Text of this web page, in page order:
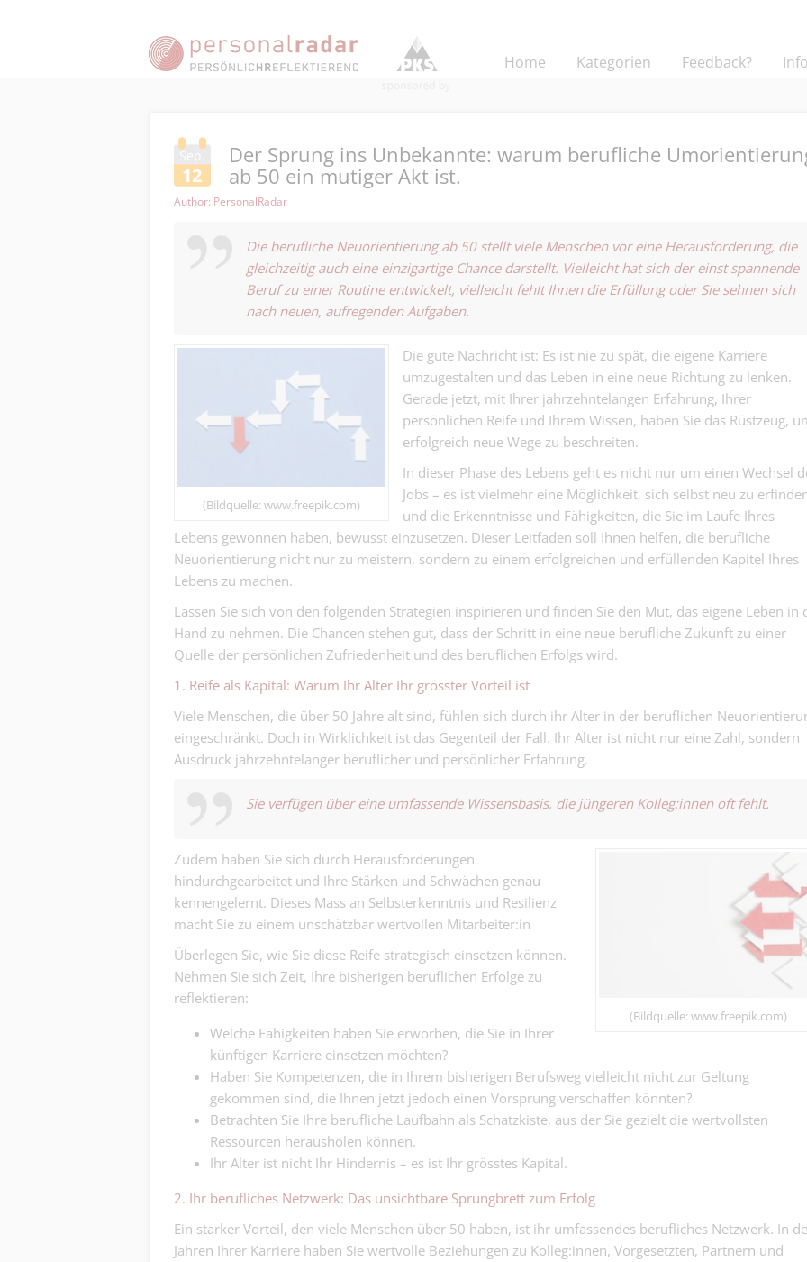
Home Kategorien Feedback? Info
Sep.
12
Der Sprung ins Unbekannte: warum berufliche
ab 50 ein mutiger Akt ist.
Author: PersonalRadar
Die berufliche Neuorientierung ab 50 stellt viele Menschen vor eine Herausforderung, die
gleichzeitig auch eine einzigartige Chance darstellt. Vielleicht hat sich der einst spannende
Beruf zu einer Routine entwickelt, vielleicht fehlt Ihnen die Erfüllung oder Sie sehnen sich
nach neuen, aufregenden Aufgaben.
(Bildquelle: www.freepik.com)
Die gute Nachricht ist: Es ist nie zu spät, die eigene Karriere
umzugestalten und das Leben in eine neue Richtung zu lenken.
Gerade jetzt, mit Ihrer jahrzehntelangen Erfahrung, Ihrer
persönlichen Reife und Ihrem Wissen, haben Sie das Rüstzeug,
erfolgreich neue Wege zu beschreiten.
In dieser Phase des Lebens geht es nicht nur um einen Wechsel
Jobs – es ist vielmehr eine Möglichkeit, sich selbst neu zu
und die Erkenntnisse und Fähigkeiten, die Sie im Laufe Ihres
Lebens gewonnen haben, bewusst einzusetzen. Dieser Leitfaden soll Ihnen helfen, die berufliche
Neuorientierung nicht nur zu meistern, sondern zu einem erfolgreichen und erfüllenden Kapitel Ihres
Lebens zu machen.
Lassen Sie sich von den folgenden Strategien inspirieren und finden Sie den Mut, das eigene Leben in
Hand zu nehmen. Die Chancen stehen gut, dass der Schritt in eine neue berufliche Zukunft zu einer
Quelle der persönlichen Zufriedenheit und des beruflichen Erfolgs wird.
1. Reife als Kapital: Warum Ihr Alter Ihr grösster Vorteil ist
Viele Menschen, die über 50 Jahre alt sind, fühlen sich durch ihr Alter in der beruflichen
eingeschränkt. Doch in Wirklichkeit ist das Gegenteil der Fall. Ihr Alter ist nicht nur eine Zahl, sondern
Ausdruck jahrzehntelanger beruflicher und persönlicher Erfahrung.
Sie verfügen über eine umfassende Wissensbasis, die jüngeren Kolleg:innen oft fehlt.
(Bildquelle: www.freepik.com)
Zudem haben Sie sich durch Herausforderungen
hindurchgearbeitet und Ihre Stärken und Schwächen genau
kennengelernt. Dieses Mass an Selbsterkenntnis und Resilienz
macht Sie zu einem unschätzbar wertvollen Mitarbeiter:in
Überlegen Sie, wie Sie diese Reife strategisch einsetzen können.
Nehmen Sie sich Zeit, Ihre bisherigen beruflichen Erfolge zu
reflektieren:
Welche Fähigkeiten haben Sie erworben, die Sie in Ihrer
künftigen Karriere einsetzen möchten?
Haben Sie Kompetenzen, die in Ihrem bisherigen Berufsweg vielleicht nicht zur Geltung
gekommen sind, die Ihnen jetzt jedoch einen Vorsprung verschaffen könnten?
Betrachten Sie Ihre berufliche Laufbahn als Schatzkiste, aus der Sie gezielt die wertvollsten
Ressourcen herausholen können.
Ihr Alter ist nicht Ihr Hindernis – es ist Ihr grösstes Kapital.
2. Ihr berufliches Netzwerk: Das unsichtbare Sprungbrett zum Erfolg
Ein starker Vorteil, den viele Menschen über 50 haben, ist ihr umfassendes berufliches Netzwerk. In
Jahren Ihrer Karriere haben Sie wertvolle Beziehungen zu Kolleg:innen, Vorgesetzten, Partnern und
und
auch
Administration
wo Zahlen
Finanz | Basel
ABACUS
40–100% -
zuhause
Medical | Basel
Zolldeklarant/
Export oder
den Überblick
Sie hier..
die Teamleitung
- Wenn die
Medical | Basel
fällt dir die
Kopf....
Technischer
Verkaufsberater
(m/w/d) - Sie
das wahre
im richtigen
richtigen Zeit
Festanstellung
(w/m/d) - tritt
Nachfolge an
übernimm die
den ersten
Metallbau | Basel
Projektleiter:in
100% -
Kopf,
Kunden im
nach Ihnen?.
SB Einkauf /
Sachbearbeiterin
50 - 60%
Payroll
Payroll Specialist im
Gesundheitswesen